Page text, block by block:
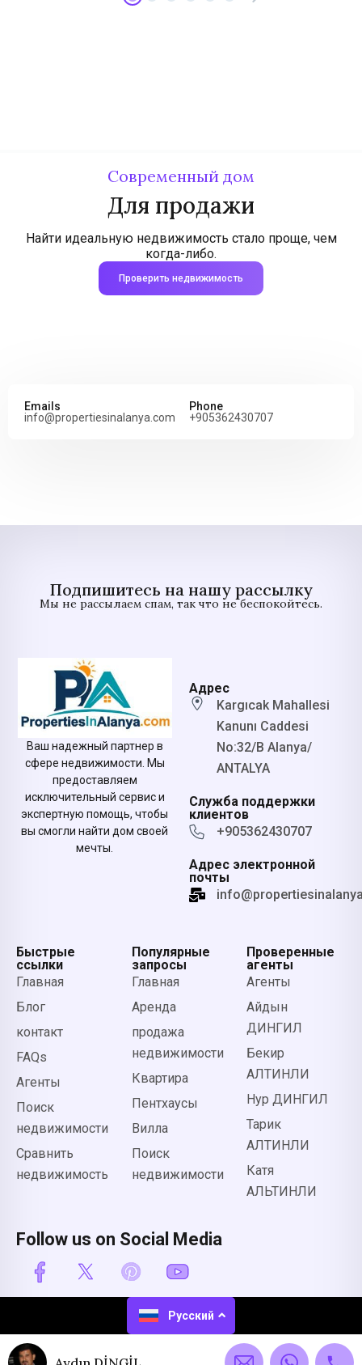
Современный дом
Для продажи
Найти идеальную недвижимость стало проще, чем
когда-либо.
Проверить недвижимость
Emails
info@propertiesinalanya.com
Phone
+905362430707
Подпишитесь на нашу рассылку
Мы не рассылаем спам, так что не беспокойтесь.
Ваш надежный партнер в
сфере недвижимости. Мы
предоставляем
исключительный сервис и
экспертную помощь, чтобы
вы смогли найти дом своей
мечты.
Адрес
Kargıcak Mahallesi
Kanunı Caddesi
No:32/B Alanya/
ANTALYA
Служба поддержки
клиентов
+905362430707
Адрес электронной
почты
Быстрые
ссылки
Главная
Блог
контакт
FAQs
Агенты
Поиск
недвижимости
Сравнить
недвижимость
Популярные
запросы
Главная
Аренда
продажа
недвижимости
Квартира
Пентхаусы
Вилла
Поиск
недвижимости
Проверенные
агенты
Агенты
Айдын
ДИНГИЛ
Бекир
АЛТИНЛИ
Нур ДИНГИЛ
Тарик
АЛТИНЛИ
Катя
АЛЬТИНЛИ
Follow us on Social Media
reserved.
Разработано
propertiesinalanya.com
Русский